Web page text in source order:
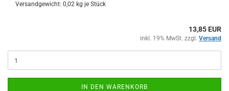
Versandgewicht: 0,02 kg je Stück
13,85 EUR
inkl. 19% MwSt. zzgl. Versand
IN DEN WARENKORB